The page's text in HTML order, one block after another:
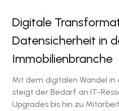
Digitale
Datensicherheit in
Immobilienbranche
Mit dem digitalen Wandel in
steigt der Bedarf an IT-
Upgrades bis hin zu